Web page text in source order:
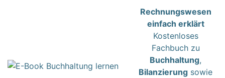
Rechnungswesen
einfach erklärt
Kostenloses
Fachbuch zu
Buchhaltung,
Bilanzierung sowie